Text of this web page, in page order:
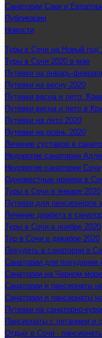
Санатории Саки и
Публикации
Новости
Туры в Сочи на Новый год
Туры в Сочи 2020 в мае
Путевки на январь-
Путевки на весну 2020
Путевки весна и лето.
Путевки весна и лето в
Путевки на лето 2020
Путевки на осень 2020
Лечение суставов в
Недорогие санатории
Недорогие санатории Сочи
Одноместные номера в
Туры в Сочи в январе 2020
Путевки для пенсионеров
Лечение диабета в
Туры в Сочи в ноябре 2020
Тур в Сочи в декабре 2020
Похудеть в санатории в
Санатории для похудения
Санатории на Черном море
Санатории и пансионаты
Санатории и пансионаты
Путевки на санаторно-
Пансионаты с питанием и
Отдых в Сочи -